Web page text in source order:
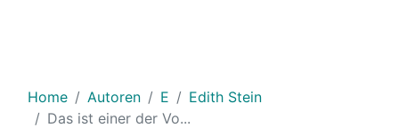
Home Autoren E
Edith Stein
Das ist einer der Vo...